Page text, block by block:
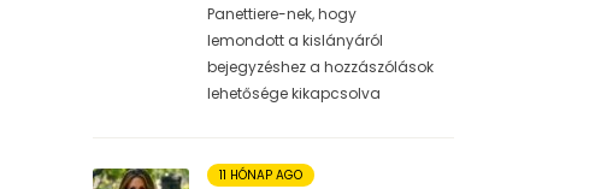
Panettiere-nek, hogy
lemondott a kislányáról
bejegyzéshez a hozzászólások
lehetősége kikapcsolva
11 HÓNAP AGO